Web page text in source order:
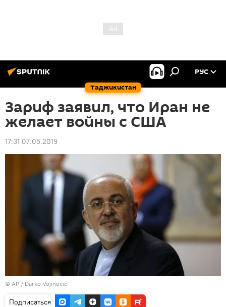
Таджикистан
РУС
Зариф заявил, что Иран не
желает войны с США
17:31 07.05.2019
© AP / Darko Vojinovic
Подписаться